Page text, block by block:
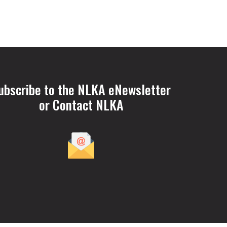
to the NLKA eNewsletter
or Contact NLKA